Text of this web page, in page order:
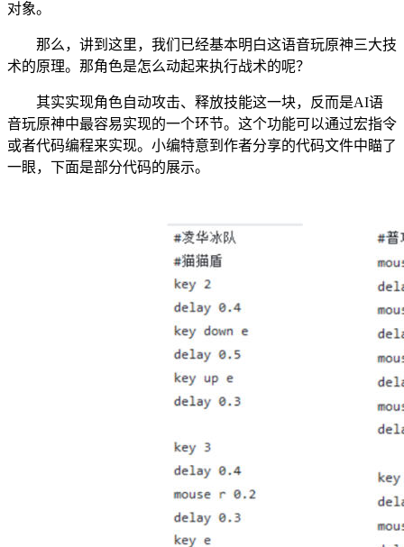
对象。
那么，讲到这里，我们已经基本明白这语音玩原神三大技
术的原理。那角色是怎么动起来执行战术的呢？
其实实现角色自动攻击、释放技能这一块，反而是AI语
音玩原神中最容易实现的一个环节。这个功能可以通过宏指令
或者代码编程来实现。小编特意到作者分享的代码文件中瞄了
一眼，下面是部分代码的展示。